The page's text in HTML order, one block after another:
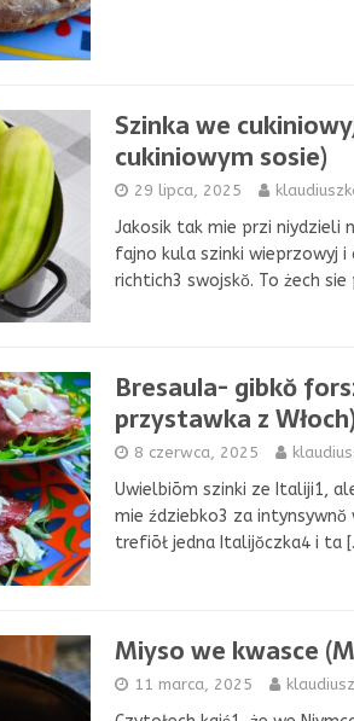
Szinka we
cukiniowym sosie)
29 lipca, 2025
Jakosik tak mie przi niydzieli
fajno kula szinki wieprzowyj i
richtich3 swojskŏ. To żech sie
Bresaula- gibkŏ
przystawka z Włoch)
8 czerwca, 2025
Uwielbiōm szinki ze Italiji1,
mie ździebko3 za
trefiōł jedna Italijŏczka4 i ta
Miyso we kwasce
11 marca, 2025